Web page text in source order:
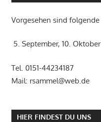
Vorgesehen sind folgende
5. September, 10. Oktober
Tel. 0151-44234187
Mail: rsammel@web.de
HIER FINDEST DU UNS